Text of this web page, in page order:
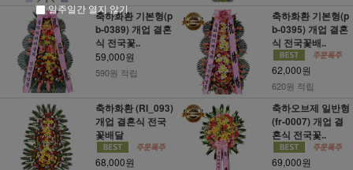
축하화환 기본형(p
b-0389) 개업 결혼
식 전국꽃..
59,000원
590원 적립
축하화환 기본형(p
b-0395) 개업 결혼
식 전국꽃배..
62,000원
620원 적립
축하화환 (RI_093)
개업 결혼식 전국
꽃배달
68,000원
축하오브제 일반형
(fr-0007) 개업 결
혼식 전국꽃..
69,000원
일주일간 열지 않기